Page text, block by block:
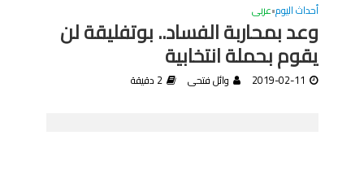
أحداث اليوم•عربى
وعد بمحاربة الفساد.. بوتفليقة لن
يقوم بحملة انتخابية
2019-02-11 وائل فتحى 2 دقيقة